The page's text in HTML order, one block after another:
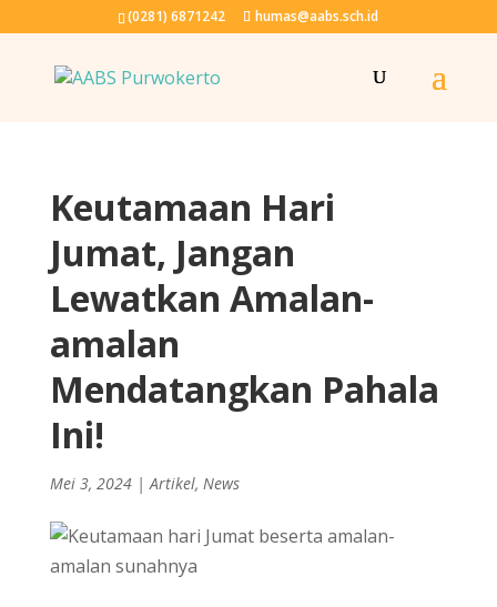
(0281) 6871242 humas@aabs.sch.id
Keutamaan Hari
Jumat, Jangan
Lewatkan Amalan-
amalan
Mendatangkan Pahala
Ini!
Mei 3, 2024|Artikel, News